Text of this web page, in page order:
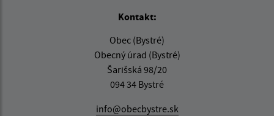
Kontakt:
Obec (Bystré)
Obecný úrad (Bystré)
Šarišská 98/20
094 34 Bystré
info@obecbystre.sk